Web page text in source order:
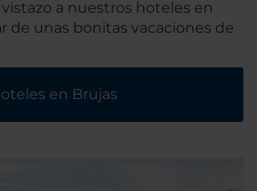
a nuestros hoteles en
de unas bonitas vacaciones de
en Brujas